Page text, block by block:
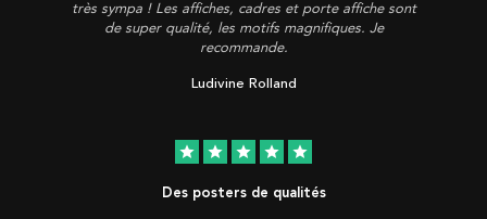
très sympa ! Les affiches, cadres et porte affiche sont
de super qualité, les motifs magnifiques. Je
recommande.
Ludivine Rolland
star star star star star
Des posters de qualités